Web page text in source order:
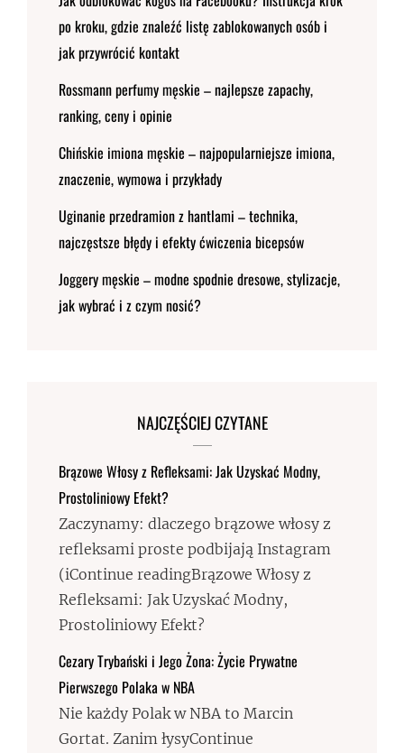
po kroku, gdzie znaleźć listę zablokowanych osób i
jak przywrócić kontakt
Rossmann perfumy męskie – najlepsze zapachy,
ranking, ceny i opinie
Chińskie imiona męskie – najpopularniejsze imiona,
znaczenie, wymowa i przykłady
Uginanie przedramion z hantlami – technika,
najczęstsze błędy i efekty ćwiczenia bicepsów
Joggery męskie – modne spodnie dresowe, stylizacje,
jak wybrać i z czym nosić?
NAJCZĘŚCIEJ CZYTANE
Brązowe Włosy z Refleksami: Jak Uzyskać Modny,
Prostoliniowy Efekt?
Zaczynamy: dlaczego brązowe włosy z
refleksami proste podbijają Instagram
(iContinue readingBrązowe Włosy z
Refleksami: Jak Uzyskać Modny,
Prostoliniowy Efekt?
Cezary Trybański i Jego Żona: Życie Prywatne
Pierwszego Polaka w NBA
Nie każdy Polak w NBA to Marcin
Gortat. Zanim łysyContinue